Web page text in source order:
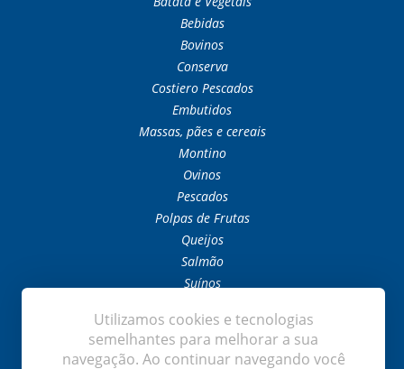
Bebidas
Bovinos
Conserva
Costiero Pescados
Embutidos
Massas, pães e cereais
Montino
Ovinos
Pescados
Polpas de Frutas
Queijos
Salmão
Suínos
Temperos Orientais
Utilizamos cookies e tecnologias
semelhantes para melhorar a sua
navegação. Ao continuar navegando você